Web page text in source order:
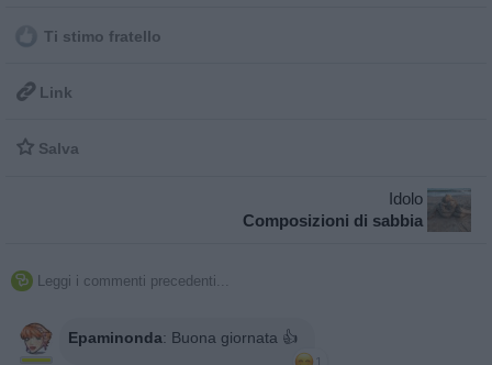
Ti stimo fratello
 Link
 Salva
Idolo
Composizioni di sabbia
 Leggi i commenti precedenti...
Epaminonda: Buona giornata 👍